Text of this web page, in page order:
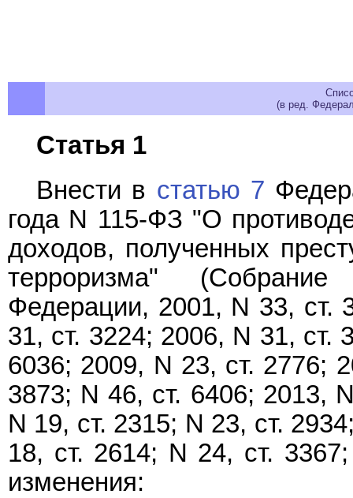
(в ред.
Статья 1
Внести в статью 7
года N 115-ФЗ "О
доходов, полученных
терроризма" (Собрание
Федерации, 2001, N 33, ст.
31, ст. 3224; 2006, N 31, ст.
6036; 2009, N 23, ст. 2776;
3873; N 46, ст. 6406; 2013,
N 19, ст. 2315; N 23, ст.
18, ст. 2614; N 24, ст.
изменения: